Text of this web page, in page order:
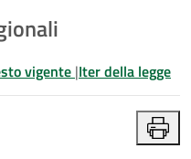
vigente |Iter della legge